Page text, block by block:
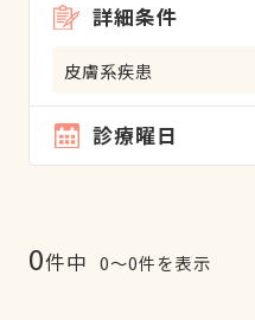
詳細条件
皮膚系疾患
診療曜日
0件中 0〜0件を表示